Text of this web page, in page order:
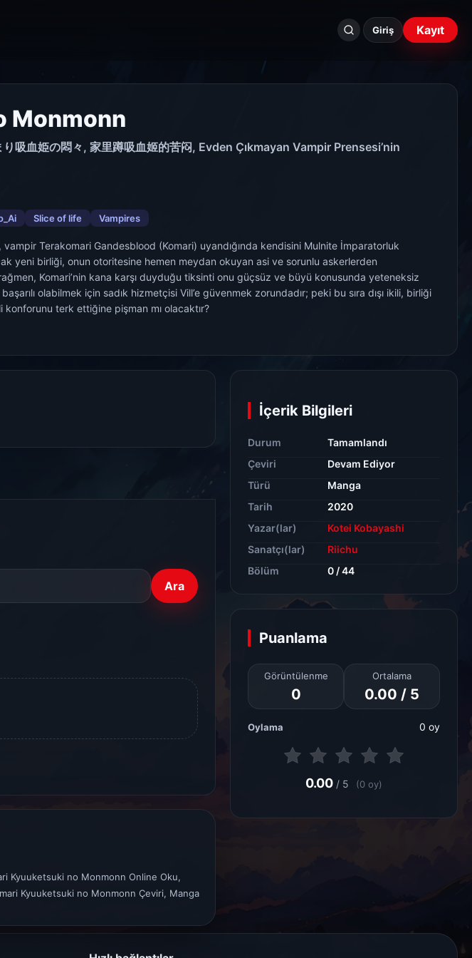
Seri
ara...
Giriş Kayıt
Monmonn
血姫の悶々, 家里蹲吸血姬的苦闷, Evden Çıkmayan Vampir Prensesi’nin
Slice of life Vampires
vampir Terakomari Gandesblood (Komari) uyandığında kendisini Mulnite İmparatorluk
yeni birliği, onun otoritesine hemen meydan okuyan asi ve sorunlu askerlerden
Komari’nin kana karşı duyduğu tiksinti onu güçsüz ve büyü konusunda yeteneksiz
olabilmek için sadık hizmetçisi Vill’e güvenmek zorundadır; peki bu sıra dışı ikili, birliği
konforunu terk ettiğine pişman mı olacaktır?
Ara
Kyuuketsuki no Monmonn Online Oku,
Kyuuketsuki no Monmonn Çeviri, Manga
İçerik Bilgileri
Durum
Tamamlandı
Çeviri
Devam Ediyor
Türü
Manga
Tarih
2020
Yazar(lar)
Kotei Kobayashi
Sanatçı(lar)
Riichu
Bölüm
0 / 44
Puanlama
Görüntülenme
0
Ortalama
0.00 / 5
Oylama 0 oy
0.00 / 5 (0 oy)